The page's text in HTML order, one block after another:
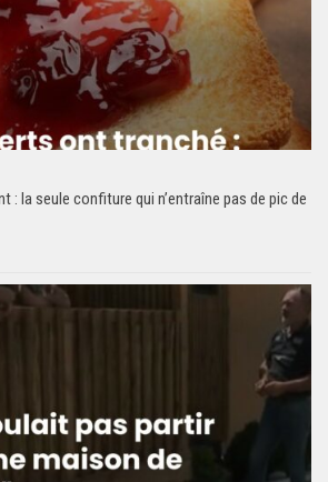
: la seule confiture qui n’entraîne pas de pic de